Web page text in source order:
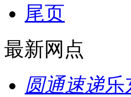
尾页
最新网点
圆通速递乐